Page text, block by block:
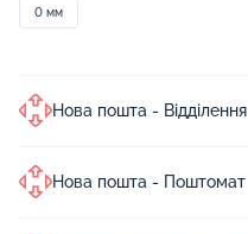
0 мм
Нова пошта - Відділення
Нова пошта - Поштомат